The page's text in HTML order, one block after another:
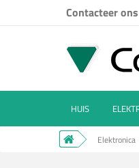
Contacteer ons
HUIS
Elektronica